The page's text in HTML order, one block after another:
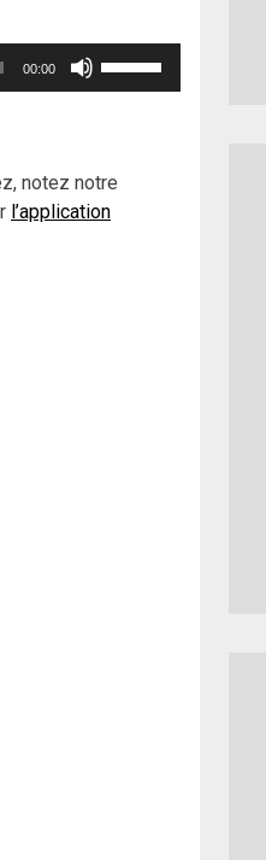
00:00
notez notre
l’application